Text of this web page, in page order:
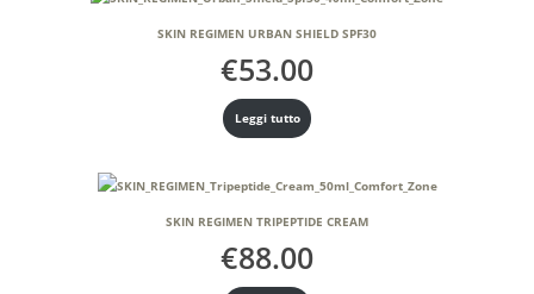
SKIN REGIMEN URBAN SHIELD SPF30
€53.00
Leggi tutto
SKIN REGIMEN TRIPEPTIDE CREAM
€88.00